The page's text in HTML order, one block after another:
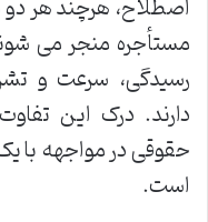
اصطلاح، هرچند هر
مستأجره منجر می
رسیدگی، سرعت و
دارند. درک این
حقوقی در مواجهه با
است.